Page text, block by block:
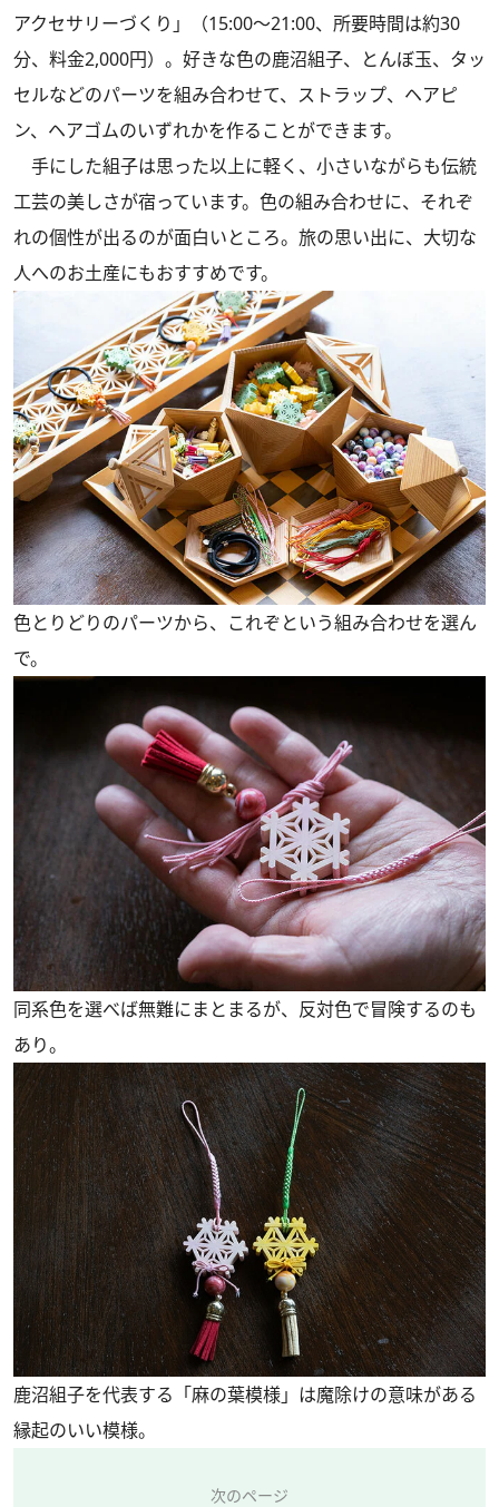
アクセサリーづくり」（15:00～21:00、所要時間は約30
分、料金2,000円）。好きな色の鹿沼組子、とんぼ玉、タッ
セルなどのパーツを組み合わせて、ストラップ、ヘアピ
ン、ヘアゴムのいずれかを作ることができます。
手にした組子は思った以上に軽く、小さいながらも伝統
工芸の美しさが宿っています。色の組み合わせに、それぞ
れの個性が出るのが面白いところ。旅の思い出に、大切な
人へのお土産にもおすすめです。
色とりどりのパーツから、これぞという組み合わせを選ん
で。
同系色を選べば無難にまとまるが、反対色で冒険するのも
あり。
鹿沼組子を代表する「麻の葉模様」は魔除けの意味がある
縁起のいい模様。
次のページ